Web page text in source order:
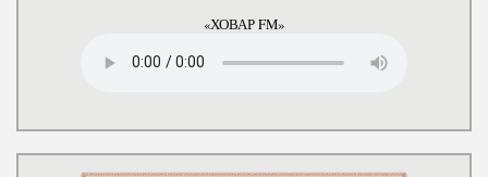
«ХОВАР FM»